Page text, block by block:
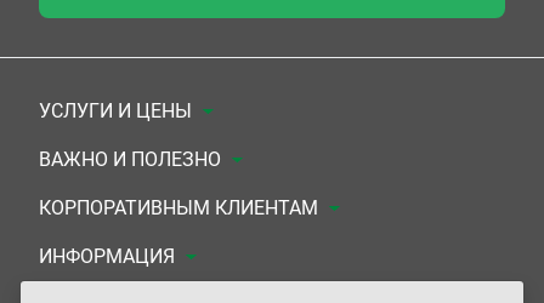
УСЛУГИ И ЦЕНЫ
Анализы
Комплексы
УЗИ
ВАЖНО И ПОЛЕЗНО
Документы для заключения договора
Система скидок
КОРПОРАТИВНЫМ КЛИЕНТАМ
Медицинским организациям
ИНФОРМАЦИЯ